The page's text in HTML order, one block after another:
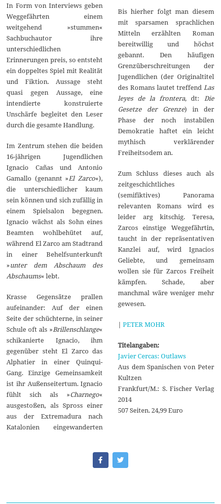
In Form von Interviews geben
Weggefährten einem
weitgehend »stummen«
Sachbuchautor ihre
unterschiedlichen
Erinnerungen preis, so entsteht
ein doppeltes Spiel mit Realität
und Fiktion. Aussage steht
quasi gegen Aussage, eine
intendierte konstruierte
Unschärfe begleitet den Leser
durch die gesamte Handlung.
Im Zentrum stehen die beiden
16-jährigen Jugendlichen
Ignacio Cañas und Antonio
Gamallo (genannt »El Zarco«),
die unterschiedlicher kaum
sein können und sich zufällig in
einem Spielsalon begegnen.
Ignacio wächst als Sohn eines
Beamten wohlbehütet auf,
während El Zarco am Stadtrand
in einer Behelfsunterkunft
»unter dem Abschaum des
Abschaums« lebt.
Krasse Gegensätze prallen
aufeinander: Auf der einen
Seite der schüchterne, in seiner
Schule oft als »Brillenschlange«
schikanierte Ignacio, ihm
gegenüber steht El Zarco das
Alphatier in einer Quinqui-
Gang. Einzige Gemeinsamkeit
ist ihr Außenseitertum. Ignacio
fühlt sich als »Charnego«
ausgestoßen, als Spross einer
aus der Extremadura nach
Katalonien eingewanderten
Bis hierher folgt man diesem
mit sparsamen sprachlichen
Mitteln erzählten Roman
bereitwillig und höchst
gebannt. Den häufigen
Grenzüberschreitungen der
Jugendlichen (der Originaltitel
des Romans lautet treffend Las
leyes de la frontera, dt:
Die
Gesetze der Grenze) in der
Phase der noch instabilen
Demokratie haftet ein leicht
mythisch verklärender
Freiheitsodem an.
Zum Schluss dieses auch als
zeitgeschichtliches
(semifiktives) Panorama
relevanten Romans wird es
leider arg kitschig. Teresa,
Zarcos einstige Weggefährtin,
taucht in der repräsentativen
Kanzlei auf, wird Ignacios
Geliebte, und gemeinsam
wollen sie für Zarcos Freiheit
kämpfen. Schade, aber
manchmal wäre weniger mehr
gewesen.
| PETER MOHR
Titelangaben:
Javier Cercas: Outlaws
Aus dem Spanischen von Peter
Kultzen
Frankfurt/M.: S. Fischer Verlag
2014
507 Seiten. 24,99 Euro